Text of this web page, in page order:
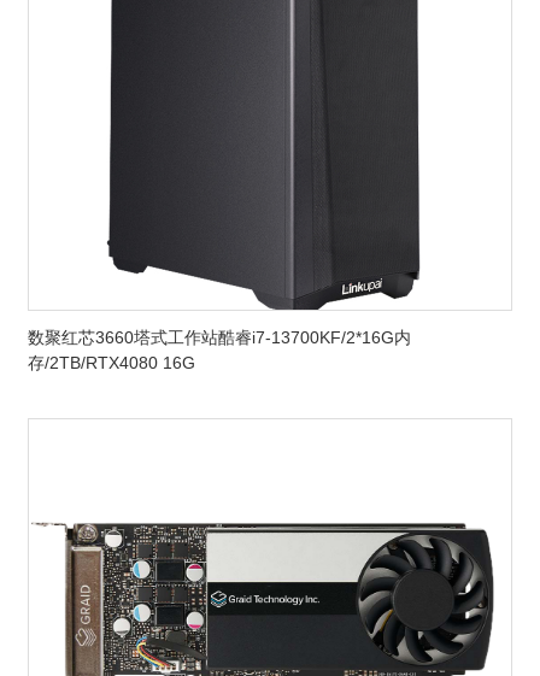
数聚红芯3660塔式工作站酷睿i7-13700KF/2*16G内
存/2TB/RTX4080 16G